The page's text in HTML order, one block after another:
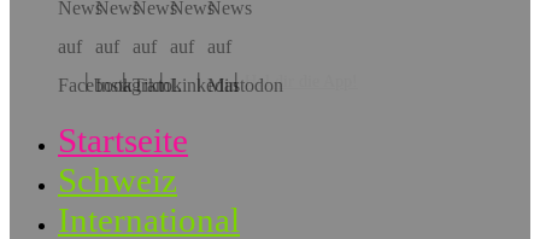
Hol dir die App!
Startseite
Schweiz
International